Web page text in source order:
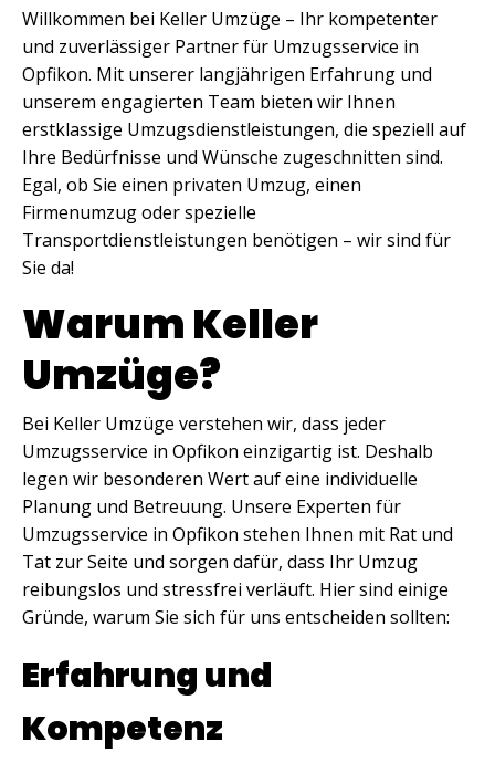
Willkommen bei Keller Umzüge – Ihr kompetenter
und zuverlässiger Partner für Umzugsservice in
Opfikon. Mit unserer langjährigen Erfahrung und
unserem engagierten Team bieten wir Ihnen
erstklassige Umzugsdienstleistungen, die speziell auf
Ihre Bedürfnisse und Wünsche zugeschnitten sind.
Egal, ob Sie einen privaten Umzug, einen
Firmenumzug oder spezielle
Transportdienstleistungen benötigen – wir sind für
Sie da!
Warum Keller
Umzüge?
Bei Keller Umzüge verstehen wir, dass jeder
Umzugsservice in Opfikon einzigartig ist. Deshalb
legen wir besonderen Wert auf eine individuelle
Planung und Betreuung. Unsere Experten für
Umzugsservice in Opfikon stehen Ihnen mit Rat und
Tat zur Seite und sorgen dafür, dass Ihr Umzug
reibungslos und stressfrei verläuft. Hier sind einige
Gründe, warum Sie sich für uns entscheiden sollten:
Erfahrung und
Kompetenz